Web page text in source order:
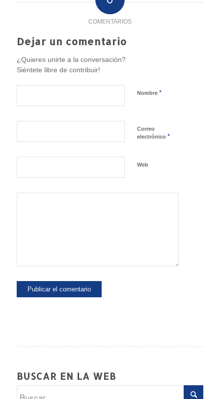
COMENTARIOS
Dejar un comentario
¿Quieres unirte a la conversación?
Siéntete libre de contribuir!
Nombre *
Correo
electrónico *
Web
BUSCAR EN LA WEB